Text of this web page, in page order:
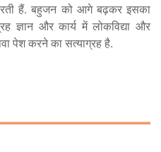
हैं. बहुजन को आगे बढ़कर इसका
ज्ञान और कार्य में लोकविद्या और
पेश करने का सत्याग्रह है.